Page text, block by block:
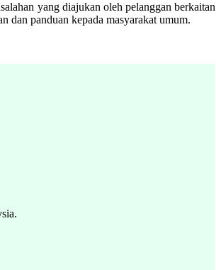
yang diajukan oleh pelanggan berkaitan
dan panduan kepada masyarakat umum.